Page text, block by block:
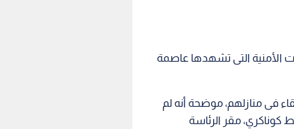
الأمنية التى تشهدها عاصمة
فى منازلهم، موضحة أنه لم
كوناكري، مقر الرئاسة